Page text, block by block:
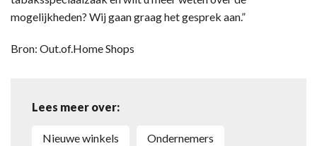
mogelijkheden? Wij gaan graag het gesprek aan.”
Bron: Out.of.Home Shops
Lees meer over:
Nieuwe winkels Ondernemers